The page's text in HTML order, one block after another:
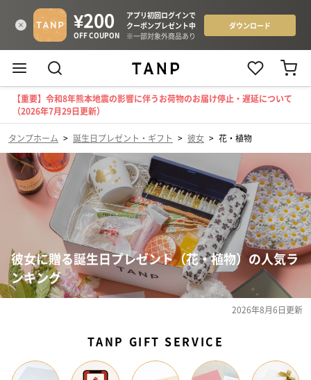
【重要】令和8年熊本地震の影響に伴うお荷物のお届け停止・遅延について
（2026年7月29日更新）
タンプホーム > 誕生日プレゼント・ギフト > 彼女 > 花・植物
彼女に贈る誕生日プレゼント（花・植物）の人気ラ
ンキング
2026年8月6日更新
TANP GIFT SERVICE